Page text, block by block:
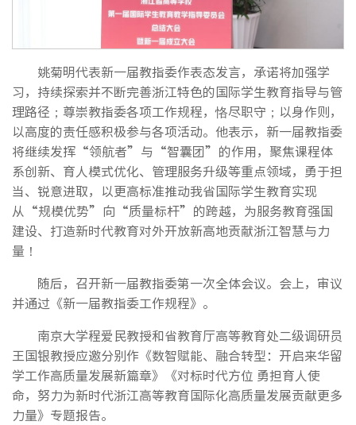
姚菊明代表新一届教指委作表态发言，承诺将加强学
习，持续探索并不断完善浙江特色的国际学生教育指导与管
理路径；尊崇教指委各项工作规程，恪尽职守；以身作则，
以高度的责任感积极参与各项活动。他表示，新一届教指委
将继续发挥“领航者”与“智囊团”的作用，聚焦课程体
系创新、育人模式优化、管理服务升级等重点领域，勇于担
当、锐意进取，以更高标准推动我省国际学生教育实现
从“规模优势”向“质量标杆”的跨越，为服务教育强国
建设、打造新时代教育对外开放新高地贡献浙江智慧与力
量！
随后，召开新一届教指委第一次全体会议。会上，审议
并通过《新一届教指委工作规程》。
南京大学程爱民教授和省教育厅高等教育处二级调研员
王国银教授应邀分别作《数智赋能、融合转型：开启来华留
学工作高质量发展新篇章》《对标时代方位 勇担育人使
命，努力为新时代浙江高等教育国际化高质量发展贡献更多
力量》专题报告。